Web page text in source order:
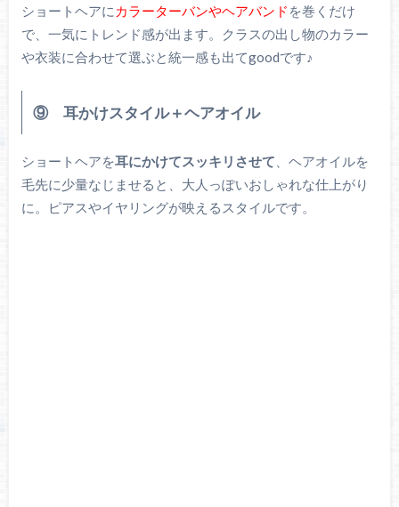
ショートヘアに カラーターバンやヘアバンド を巻くだけ
で、一気にトレンド感が出ます。クラスの出し物のカラー
や衣装に合わせて選ぶと統一感も出てgoodです♪
⑨ 耳かけスタイル＋ヘアオイル
ショートヘアを耳にかけてスッキリさせて 、ヘアオイルを
毛先に少量なじませると、大人っぽいおしゃれな仕上がり
に。ピアスやイヤリングが映えるスタイルです。